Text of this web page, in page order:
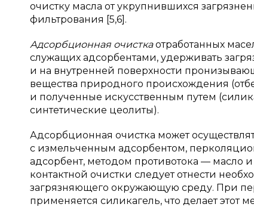
очистку масла от укрупнившихся
фильтрования [5,6].
Адсорбционная очисткаотработанных
служащих адсорбентами, удерживать
и на внутренней поверхности
вещества природного происхождения
и полученные искусственным путем
синтетические цеолиты).
Адсорбционная очистка может
с измельченным адсорбентом,
адсорбент, методом противотока — масло
контактной очистки следует отнести
загрязняющего окружающую среду. При
применяется силикагель, что делает